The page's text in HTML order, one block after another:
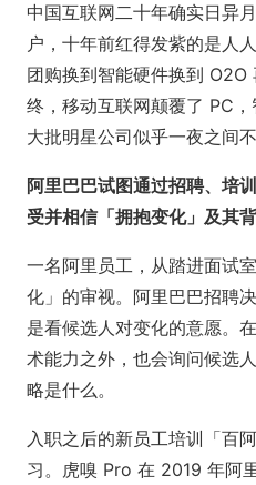
中国互联网二十年确实日异
户，十年前红得发紫的是人
团购换到智能硬件换到 O2O
终，移动互联网颠覆了 PC，
大批明星公司似乎一夜之间
阿里巴巴试图通过招聘、培
受并相信「拥抱变化」及其背
一名阿里员工，从踏进面试
化」的审视。阿里巴巴招聘
是看候选人对变化的意愿。
术能力之外，也会询问候选
略是什么。
入职之后的新员工培训「百
习。虎嗅 Pro 在 2019 年阿